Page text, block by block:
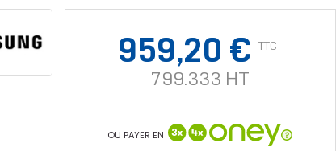
959,20 € TTC
799.333 HT
OU PAYER EN